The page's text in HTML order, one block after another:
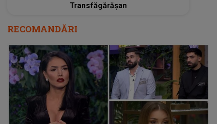
Transfăgărășan
RECOMANDĂRI